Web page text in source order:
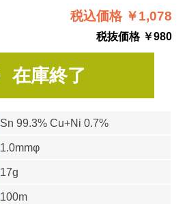
税込価格 ￥1,078
税抜価格 ￥980
在庫終了
Sn 99.3% Cu+Ni 0.7%
1.0mmφ
17g
100m